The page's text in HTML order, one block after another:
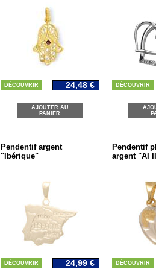
DÉCOUVRIR 24,48 €
AJOUTER AU
PANIER
DÉCOUVRIR
Pendentif argent
"Ibérique"
DÉCOUVRIR 24,99 €
Pendentif
argent "AI
DÉCOUVRIR